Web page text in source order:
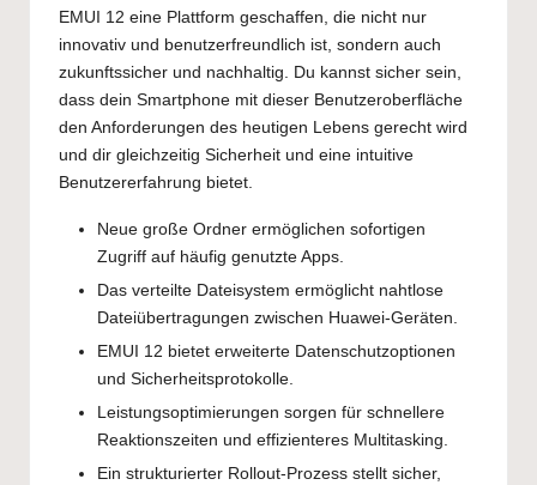
EMUI 12 eine Plattform geschaffen, die nicht nur
innovativ und benutzerfreundlich ist, sondern auch
zukunftssicher und nachhaltig. Du kannst sicher sein,
dass dein Smartphone mit dieser Benutzeroberfläche
den Anforderungen des heutigen Lebens gerecht wird
und dir gleichzeitig Sicherheit und eine intuitive
Benutzererfahrung bietet.
Neue große Ordner ermöglichen sofortigen
Zugriff auf häufig genutzte Apps.
Das verteilte Dateisystem ermöglicht nahtlose
Dateiübertragungen zwischen Huawei-Geräten.
EMUI 12 bietet erweiterte Datenschutzoptionen
und Sicherheitsprotokolle.
Leistungsoptimierungen sorgen für schnellere
Reaktionszeiten und effizienteres Multitasking.
Ein strukturierter Rollout-Prozess stellt sicher,